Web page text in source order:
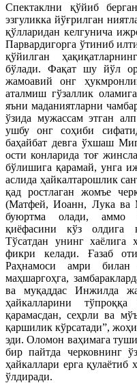
Спектаклни қўйиб
эзгуликка йўғрилган
қўлларидан келгунича
Парвардигорга ўтиниб
қўйилган
бўлади. Фақат шу йўл
жамоавий онг
аталмиш гўзаллик
яъни маданиятларни
ўзида мужассам этган
ушбу онг соҳиби
баҳайбат девга ўхшаш
ости конларида тоғ
бўлишига қарамай, унга
аслида ҳайкалтарошлик
қад ростлаган жомъе
(Матфей, Иоанн, Лука ва
буюртма олади, аммо
қиёфасини кўз олдига
Тўсатдан унинг хаёлига
фикри келади. Ғазаб
Раҳнамоси амри
маҳшаргоҳга,
ва муқаддас Инжилда
ҳайкалларини
қарамасдан, сеҳрли ва
қаршилик кўрсатади”,
эди. Оломон ваҳимага
бир пайтда черковнинг
ҳайкаллари ерга қулаётиб
ўлдиради.